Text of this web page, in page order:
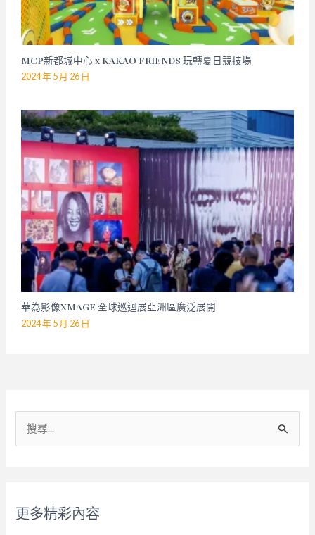
MCP新都城中心 x KAKAO FRIENDS 玩轉夏日競技場
2024 年 5 月 26 日
華為影像XMAGE 全球巡迴展亞洲區廣泛展開
2024 年 5 月 26 日
:
更多精彩內容